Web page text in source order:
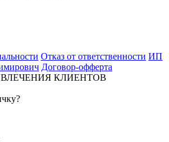
Отказ от ответственности ИП
Договор-офферта
КЛИЕНТОВ